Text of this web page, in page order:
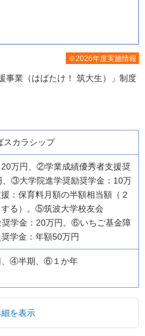
※2026年度実施情報
事業（はばたけ！ 筑大生）」制度
スカラシップ
万円、②学業成績優秀者支援奨
、③大学院進学奨励奨学金：10万
：保育料月額の半額相当額（２
る）。⑤筑波大学校友会
奨学金：20万円。⑥いちご基金障
学金：年額50万円
④半期、⑥１か年
を表示